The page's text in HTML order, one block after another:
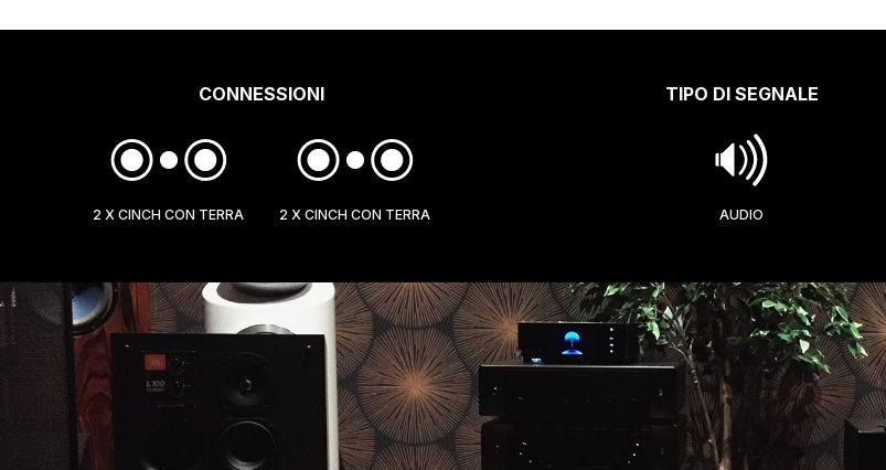
CONNESSIONI
2 X CINCH CON TERRA 2 X CINCH CON TERRA
TIPO DI SEGNALE
AUDIO